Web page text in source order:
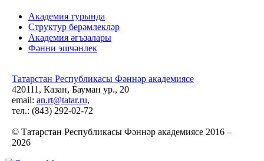
Академия турында
Структур берәмлекләр
Академия әгъзалары
Фәнни эшчәнлек
Татарстан Республикасы Фәннәр академиясе
420111, Казан, Бауман ур., 20
email: an.rt@tatar.ru,
тел.: (843) 292-02-72
© Татарстан Республикасы Фәннәр академиясе 2016 –
2026